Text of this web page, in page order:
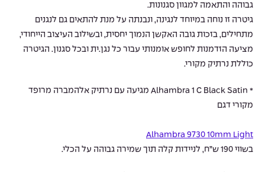
גבוהה והתאמה למגוון סגנונות.
גיטרה זו נוחה במיוחד לנגינה, ונבנתה על מנת להתאים גם לנגנים
מתחילים, בזכות גובה האקשן הנמוך יחסית, ובשילוב העיצוב הייחודי,
מציעה הזדמנות לחופש אומנותי עבור כל נגן.ית ובכל סגנון. הגיטרה
כוללת נרתיק מקורי.
* Alhambra 1 C Black Satin מגיעה עם נרתיק אלהמברה מרופד
מקורי דגם
Alhambra 9730 10mm Light
בשווי 190 ש”ח, לניידות קלה תוך שמירה גבוהה על הכלי.